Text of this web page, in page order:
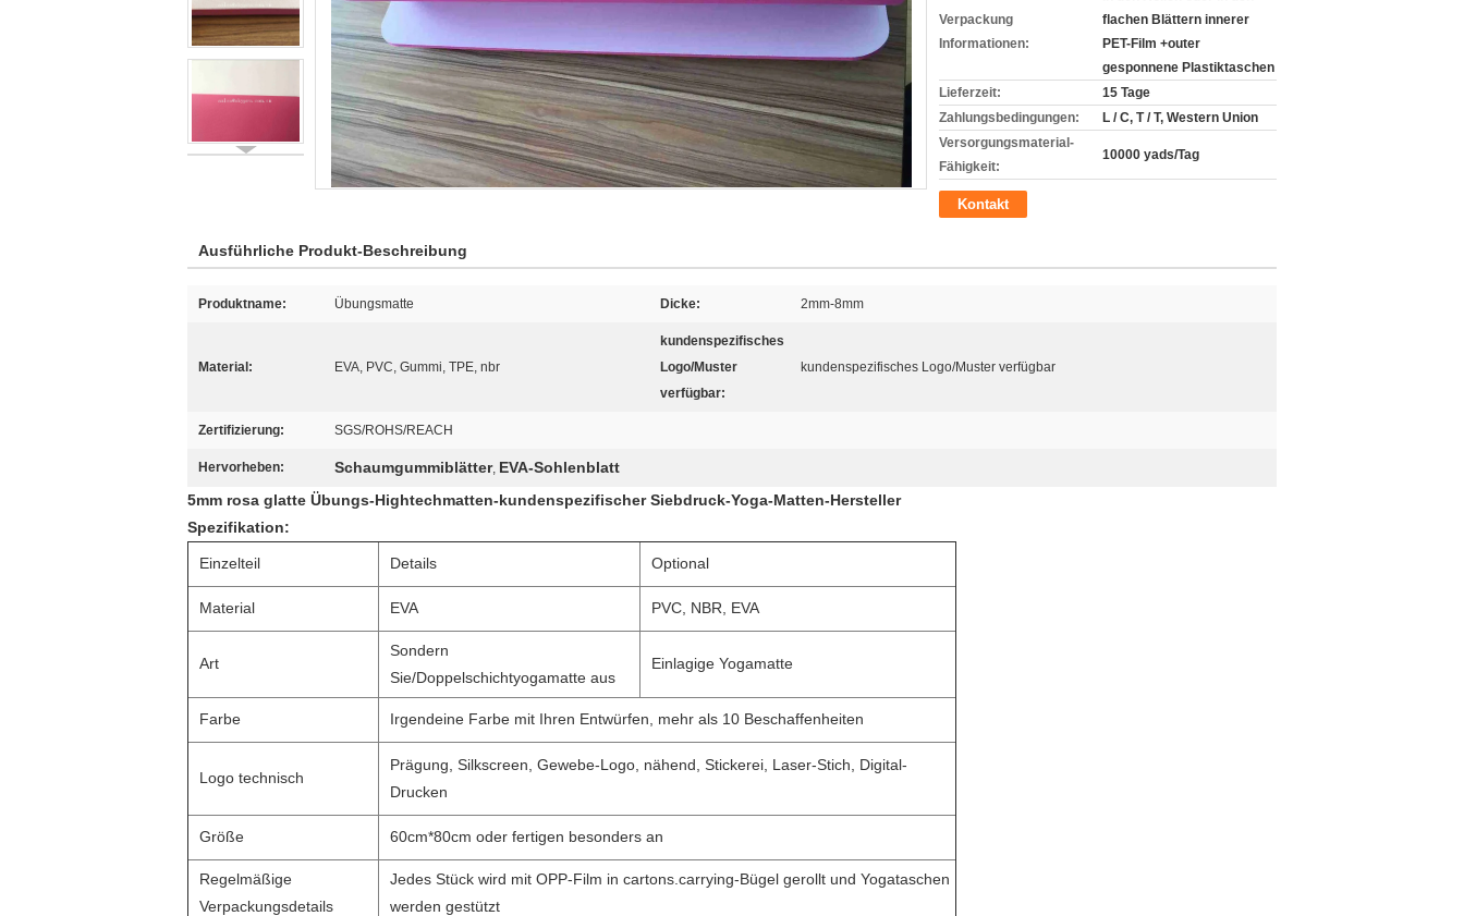
Verpackung
Informationen:
flachen Blättern innerer
PET-Film +outer
gesponnene Plastiktaschen
Lieferzeit:
15 Tage
Zahlungsbedingungen:
L / C, T / T, Western Union
Versorgungsmaterial-
Fähigkeit:
10000 yads/Tag
Kontakt
Ausführliche Produkt-Beschreibung
Produktname: Übungsmatte Dicke: 2mm-8mm
Material: EVA, PVC, Gummi, TPE, nbr
kundenspezifisches
Logo/Muster
verfügbar:
kundenspezifisches Logo/Muster verfügbar
Zertifizierung: SGS/ROHS/REACH
Hervorheben: Schaumgummiblätter, EVA-Sohlenblatt
5mm rosa glatte Übungs-Hightechmatten-kundenspezifischer Siebdruck-Yoga-Matten-Hersteller
Spezifikation:
Einzelteil Details Optional
Material EVA PVC, NBR, EVA
Art
Sondern
Sie/Doppelschichtyogamatte aus
Einlagige Yogamatte
Farbe Irgendeine Farbe mit Ihren Entwürfen, mehr als 10 Beschaffenheiten
Logo technisch
Prägung, Silkscreen, Gewebe-Logo, nähend, Stickerei, Laser-Stich, Digital-
Drucken
Größe 60cm*80cm oder fertigen besonders an
Regelmäßige
Verpackungsdetails
Jedes Stück wird mit OPP-Film in cartons.carrying-Bügel gerollt und Yogataschen
werden gestützt